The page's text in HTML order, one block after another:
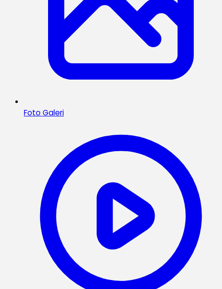
Foto Galeri